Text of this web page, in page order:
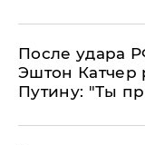
После удара
Эштон Катчер
Путину: "Ты